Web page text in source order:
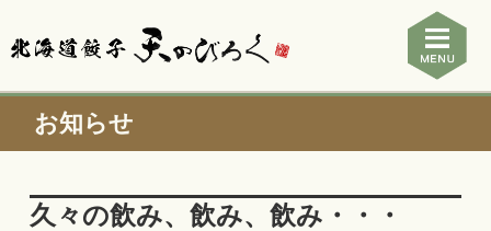
お知らせ
久々の飲み、飲み、飲み・・・